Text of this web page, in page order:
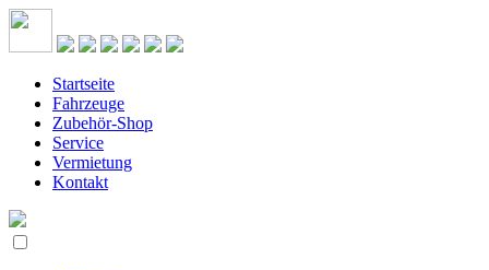
Startseite
Fahrzeuge
Zubehör-Shop
Service
Vermietung
Kontakt